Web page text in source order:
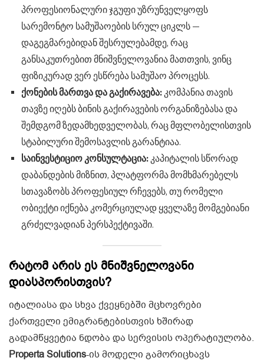
პროფესიონალური ჯგუფი უზრუნველყოფს
სარემონტო სამუშაოების სრულ ციკლს —
დაგეგმარებიდან შესრულებამდე, რაც
განსაკუთრებით მნიშვნელოვანია მათთვის, ვინც
ფიზიკურად ვერ ესწრება სამუშაო პროცესს.
ქონების მართვა და გაქირავება:კომპანია თავის
თავზე იღებს ბინის გაქირავების ორგანიზებასა და
შემდგომ ზედამხედველობას, რაც მფლობელისთვის
სტაბილური შემოსავლის გარანტიაა.
საინვესტიციო კონსულტაცია:კაპიტალის სწორად
დაბანდების მიზნით, პლატფორმა მომხმარებელს
სთავაზობს პროფესიულ რჩევებს, თუ რომელი
ობიექტი იქნება კომერციულად ყველაზე მომგებიანი
გრძელვადიან პერსპექტივაში.
რატომ არის ეს მნიშვნელოვანი
დიასპორისთვის?
იტალიასა და სხვა ქვეყნებში მცხოვრები
ქართველი ემიგრანტებისთვის ხშირად
გადამწყვეტია ნდობა და სერვისის ოპერატიულობა.
Properta Solutions-ის მოდელი გამორიცხავს